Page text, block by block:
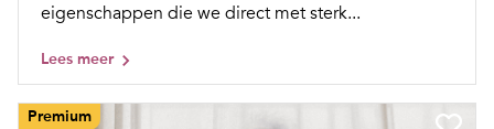
eigenschappen die we direct met sterk...
Lees meer
Premium